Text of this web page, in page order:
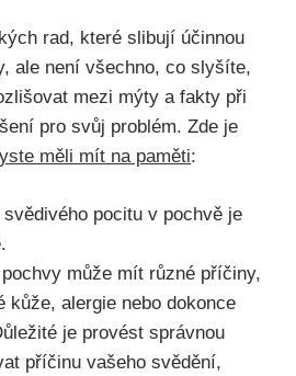
rad, které slibují účinnou
ale není ⁣všechno, co slyšíte,
mezi ⁤mýty ‍a⁢ fakty při
pro svůj problém.​ Zde je
měli ⁣mít na‍ paměti:
pocitu v pochvě je
může mít různé příčiny,
kůže, ​alergie nebo dokonce
je ⁤provést správnou
příčinu vašeho svědění,